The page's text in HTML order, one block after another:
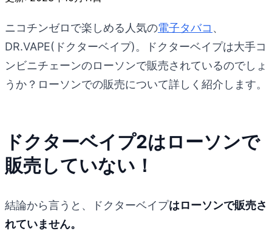
ニコチンゼロで楽しめる人気の電子タバコ 、
DR.VAPE(ドクターベイプ)。ドクターベイプは大手コ
ンビニチェーンのローソンで販売されているのでしょ
うか？ローソンでの販売について詳しく紹介します。
ドクターベイプ2はローソンで
販売していない！
結論から言うと、ドクターベイプはローソンで販売さ
れていません。